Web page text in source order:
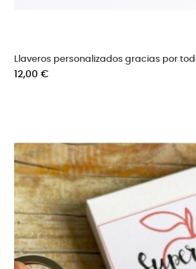
Llaveros personalizados gracias por
Precio
12,00 €